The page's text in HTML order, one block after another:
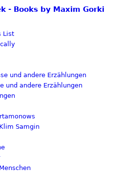
- Books by Maxim Gorki
List
und andere Erzählungen
und andere Erzählungen
Samgin